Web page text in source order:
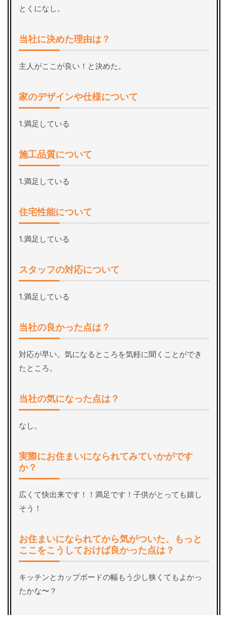
とくになし。
当社に決めた理由は？
主人がここが良い！と決めた。
家のデザインや仕様について
1.満足している
施工品質について
1.満足している
住宅性能について
1.満足している
スタッフの対応について
1.満足している
当社の良かった点は？
対応が早い。気になるところを気軽に聞くことができ
たところ。
当社の気になった点は？
なし。
実際にお住まいになられてみていかがです
か？
広くて快出来です！！満足です！子供がとっても嬉し
そう！
お住まいになられてから気がついた、もっと
ここをこうしておけば良かった点は？
キッチンとカップボードの幅もう少し狭くてもよかっ
たかな〜？